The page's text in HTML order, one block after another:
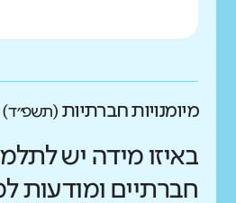
מיומנויות חברתיות (תשפ״ד)
באיזו מידה יש
חברתיים ומודעות